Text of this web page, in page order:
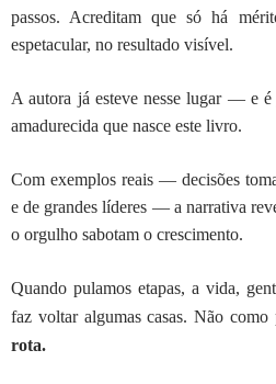
passos. Acreditam que só há
espetacular, no resultado visível.
A autora já esteve nesse lugar — e é
amadurecida que nasce este livro.
Com exemplos reais — decisões
e de grandes líderes — a narrativa
o orgulho sabotam o crescimento.
Quando pulamos etapas, a vida,
faz voltar algumas casas. Não
rota.